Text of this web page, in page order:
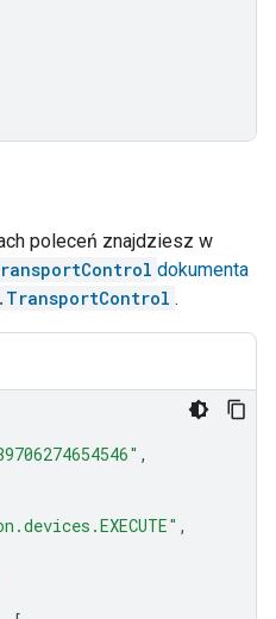
poleceń znajdziesz w
dokumenta
.
,
,